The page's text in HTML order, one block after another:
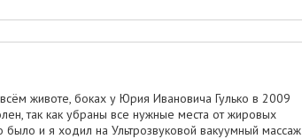
животе, боках у Юрия Ивановича Гулько в 2009
так как убраны все нужные места от жировых
и я ходил на Ультрозвуковой вакуумный массаж